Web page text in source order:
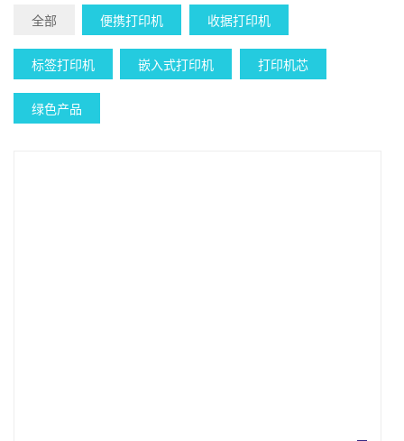
全部 便携打印机 收据打印机
标签打印机 嵌入式打印机 打印机芯
绿色产品